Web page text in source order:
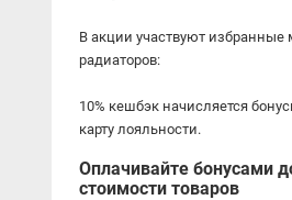
В акции участвуют избранные
радиаторов:
10% кешбэк начисляется
карту лояльности.
Оплачивайте бонусами
стоимости товаров